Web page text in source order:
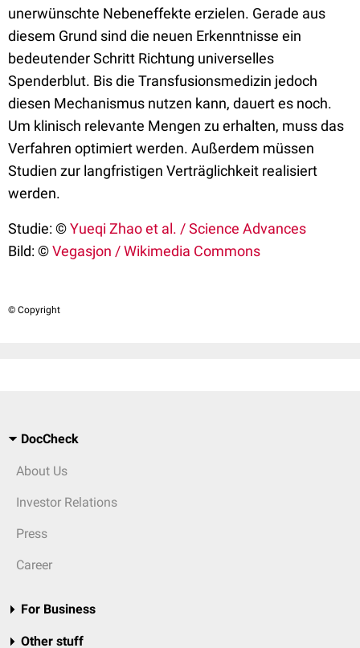
unerwünschte Nebeneffekte erzielen. Gerade aus
diesem Grund sind die neuen Erkenntnisse ein
bedeutender Schritt Richtung universelles
Spenderblut. Bis die Transfusionsmedizin jedoch
diesen Mechanismus nutzen kann, dauert es noch.
Um klinisch relevante Mengen zu erhalten, muss das
Verfahren optimiert werden. Außerdem müssen
Studien zur langfristigen Verträglichkeit realisiert
werden.
Studie: ©Yueqi Zhao et al. / Science Advances
Bild: ©Vegasjon / Wikimedia Commons
© Copyright
DocCheck
About Us
Investor Relations
Press
Career
For Business
Other stuff